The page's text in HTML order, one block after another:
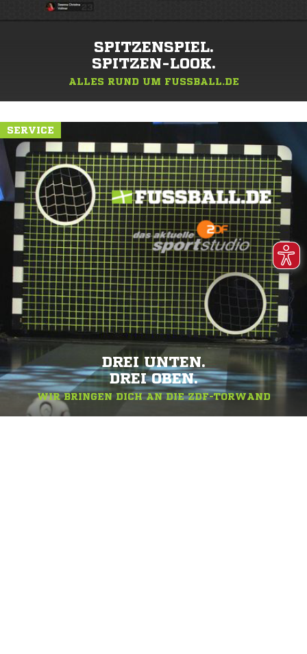
SPITZENSPIEL.
SPITZEN-LOOK.
ALLES RUND UM FUSSBALL.DE
SERVICE
DREI UNTEN.
DREI OBEN.
WIR BRINGEN DICH AN DIE ZDF-TORWAND